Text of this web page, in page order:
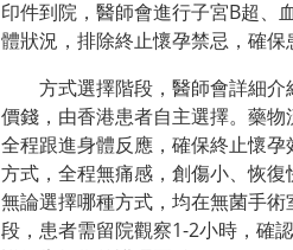
印件到院，醫師會進行子宮B超、
體狀況，排除終止懷孕禁忌，確保
方式選擇階段，醫師會詳細
價錢，由香港患者自主選擇。藥
全程跟進身體反應，確保終止懷
方式，全程無痛感，創傷小、恢
無論選擇哪種方式，均在無菌手
段，患者需留院觀察1-2小時，確